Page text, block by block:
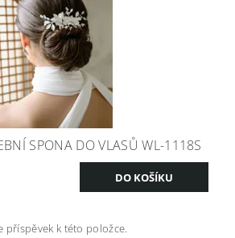
SPONA DO VLASŮ WL-1118S
příspěvek k této položce.